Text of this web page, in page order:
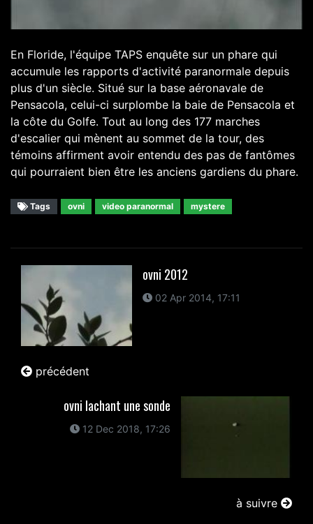
En Floride, l'équipe TAPS enquête sur un phare qui
accumule les rapports d'activité paranormale depuis
plus d'un siècle. Situé sur la base aéronavale de
Pensacola, celui-ci surplombe la baie de Pensacola et
la côte du Golfe. Tout au long des 177 marches
d'escalier qui mènent au sommet de la tour, des
témoins affirment avoir entendu des pas de fantômes
qui pourraient bien être les anciens gardiens du phare.
Tags ovni video paranormal mystere
ovni 2012
02 Apr 2014, 17:11
précédent
ovni lachant une sonde
12 Dec 2018, 17:26
à suivre